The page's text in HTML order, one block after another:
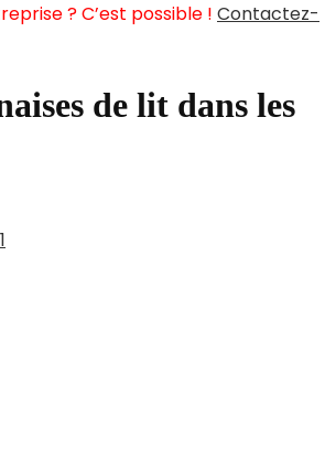
? C’est possible ! Contactez-
de lit dans les